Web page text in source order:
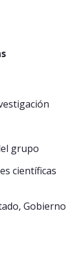
grupo
científicas
Gobierno